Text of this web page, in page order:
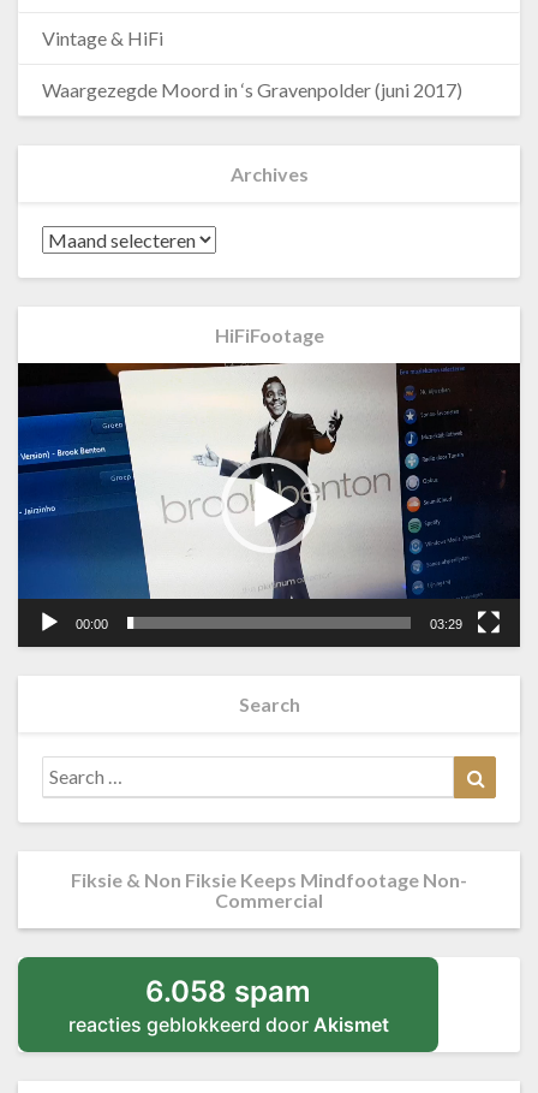
Vintage & HiFi
Waargezegde Moord in ‘s Gravenpolder (juni 2017)
Archives
HiFiFootage
Videospeler
00:00 03:29
Search
Search
for:
Fiksie & Non Fiksie Keeps Mindfootage Non-
Commercial
6.058 spam
reacties geblokkeerd door Akismet